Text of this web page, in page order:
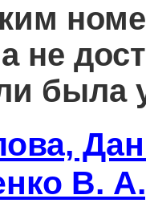
не
была
В.